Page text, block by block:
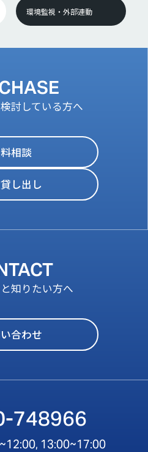
環境監視・外部連動
討している方へ
相談
し出し
知りたい方へ
合わせ
748966
13:00~17:00